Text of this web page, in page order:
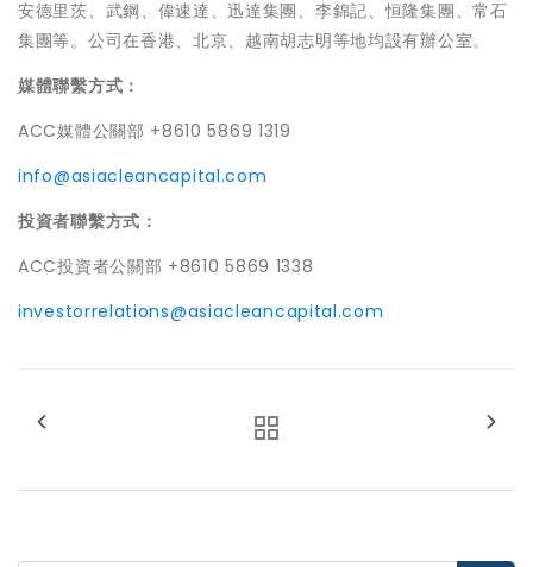
安德里茨、武鋼、偉速達、迅達集團、李錦記、恒隆集團、常石
集團等。公司在香港、北京、越南胡志明等地均設有辦公室。
媒體聯繫方式：
ACC媒體公關部 +8610 5869 1319
info@asiacleancapital.com
投資者聯繫方式：
ACC投資者公關部 +8610 5869 1338
investorrelations@asiacleancapital.com